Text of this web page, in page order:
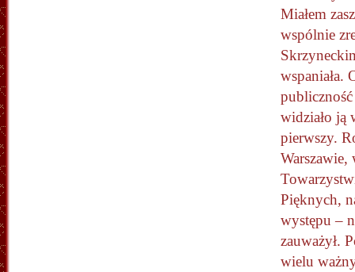
Miałem
wspólnie
wspaniała.
widziało ją
pierwszy.
Warszawie,
Pięknych,
występu –
zauważył.
wielu